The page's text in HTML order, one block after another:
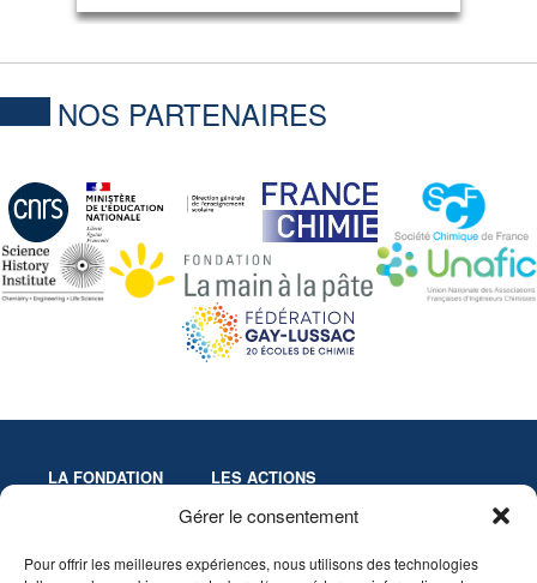
Gérer le consentement
Pour offrir les meilleures expériences, nous utilisons des technologies
NOS PARTENAIRES
LA FONDATION
Statuts
LES ACTIONS
Colloques
Innovation-Recherche